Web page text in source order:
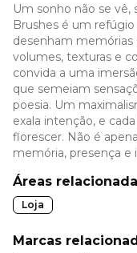
Um sonho não se vê,
Brushes é um
desenham memórias
volumes, texturas e
convida a uma
que semeiam
poesia. Um
exala intenção, e
florescer. Não é
memória, presença e
Áreas
Loja
Marcas